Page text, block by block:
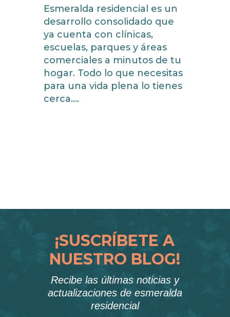
Esmeralda residencial es un
desarrollo consolidado que
ya cuenta con clínicas,
escuelas, parques y áreas
comerciales a minutos de tu
hogar. Todo lo que necesitas
para una vida plena lo tienes
cerca....
¡SUSCRÍBETE A
NUESTRO BLOG!
Recibe las últimas noticias y
actualizaciones de esmeralda
residencial